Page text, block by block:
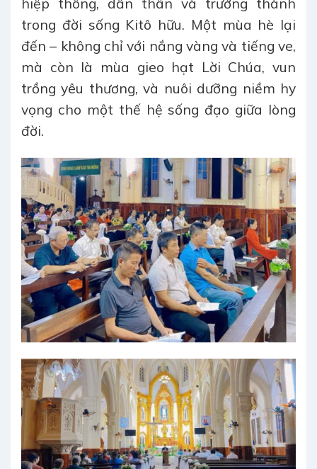
hiệp thông, dấn thân và trưởng thành
trong đời sống Kitô hữu. Một mùa hè lại
đến – không chỉ với nắng vàng và tiếng ve,
mà còn là mùa gieo hạt Lời Chúa, vun
trồng yêu thương, và nuôi dưỡng niềm hy
vọng cho một thế hệ sống đạo giữa lòng
đời.